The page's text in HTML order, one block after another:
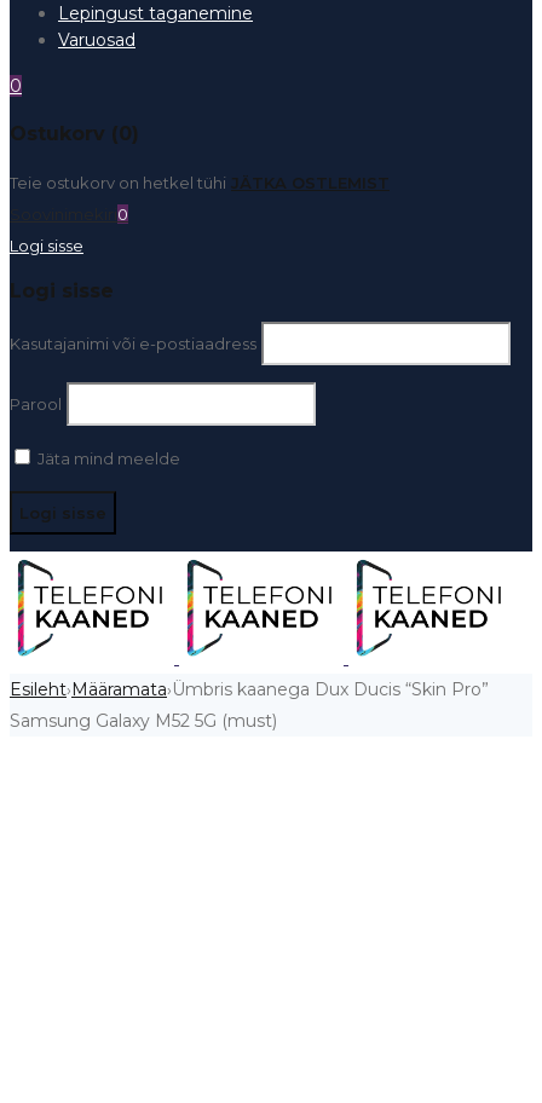
Lepingust taganemine
Varuosad
0
Ostukorv (0)
Teie ostukorv on hetkel tühi JÄTKA OSTLEMIST
0
Logi sisse
Logi sisse
Kasutajanimi või e-postiaadress
Parool
Jäta mind meelde
Esileht›Määramata›Ümbris kaanega Dux Ducis “Skin Pro”
Samsung Galaxy M52 5G (must)